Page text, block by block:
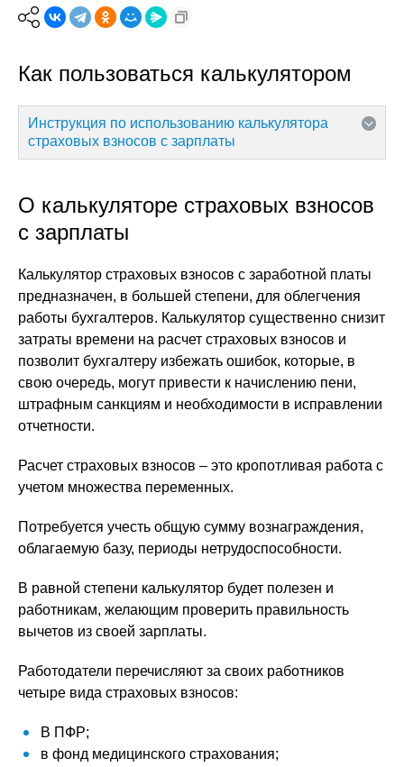
Как пользоваться калькулятором
Инструкция по использованию калькулятора
страховых взносов с зарплаты
О калькуляторе страховых взносов
с зарплаты
Калькулятор страховых взносов с заработной платы
предназначен, в большей степени, для облегчения
работы бухгалтеров. Калькулятор существенно снизит
затраты времени на расчет страховых взносов и
позволит бухгалтеру избежать ошибок, которые, в
свою очередь, могут привести к начислению пени,
штрафным санкциям и необходимости в исправлении
отчетности.
Расчет страховых взносов – это кропотливая работа с
учетом множества переменных.
Потребуется учесть общую сумму вознаграждения,
облагаемую базу, периоды нетрудоспособности.
В равной степени калькулятор будет полезен и
работникам, желающим проверить правильность
вычетов из своей зарплаты.
Работодатели перечисляют за своих работников
четыре вида страховых взносов:
В ПФР;
в фонд медицинского страхования;